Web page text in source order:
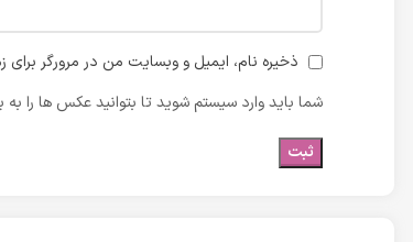
ذخیره نام، ایمیل و وبسایت من در مرورگر
شما باید وارد سیستم شوید تا بتوانید عکس ها را